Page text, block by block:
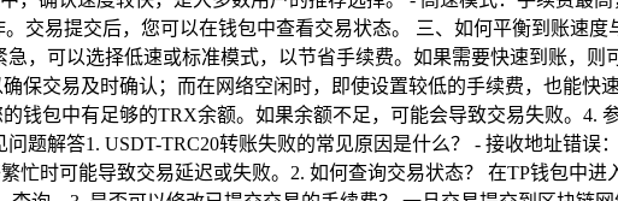
交易提交后，您可以在钱包中查看交易状态。 三、如何平衡到账速
，可以选择低速或标准模式，以节省手续费。如果需要快速到账，则
保交易及时确认；而在网络空闲时，即使设置较低的手续费，也能快
钱包中有足够的TRX余额。如果余额不足，可能会导致交易失败。4.
题解答1. USDT-TRC20转账失败的常见原因是什么？ - 接收地址错误
忙时可能导致交易延迟或失败。2. 如何查询交易状态？ 在TP钱包中